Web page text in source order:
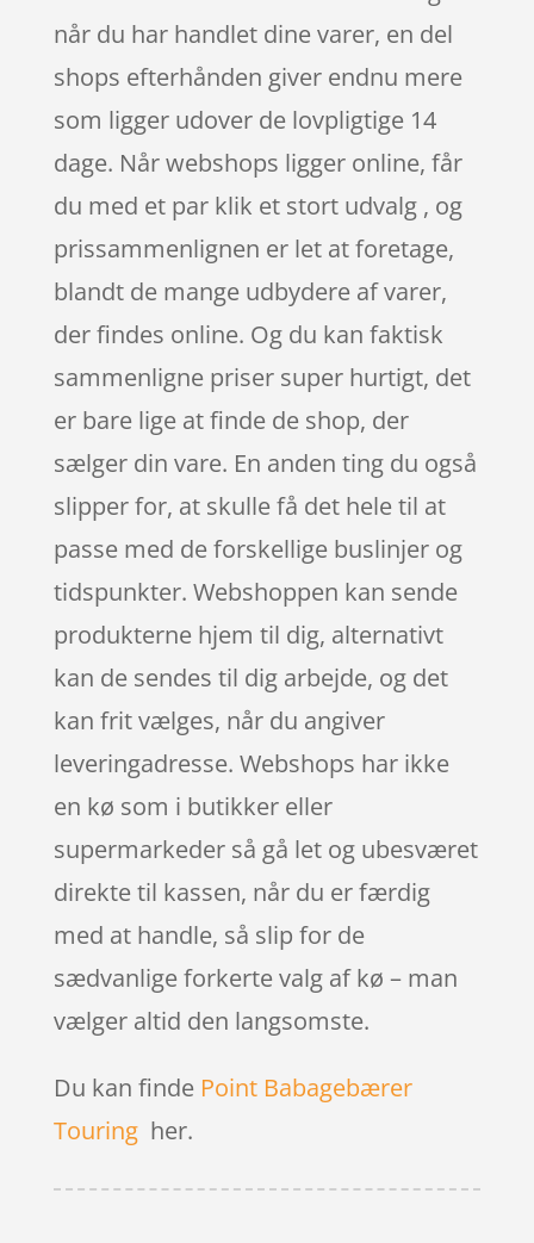
når du har handlet dine varer, en del
shops efterhånden giver endnu mere
som ligger udover de lovpligtige 14
dage. Når webshops ligger online, får
du med et par klik et stort udvalg , og
prissammenlignen er let at foretage,
blandt de mange udbydere af varer,
der findes online. Og du kan faktisk
sammenligne priser super hurtigt, det
er bare lige at finde de shop, der
sælger din vare. En anden ting du også
slipper for, at skulle få det hele til at
passe med de forskellige buslinjer og
tidspunkter. Webshoppen kan sende
produkterne hjem til dig, alternativt
kan de sendes til dig arbejde, og det
kan frit vælges, når du angiver
leveringadresse. Webshops har ikke
en kø som i butikker eller
supermarkeder så gå let og ubesværet
direkte til kassen, når du er færdig
med at handle, så slip for de
sædvanlige forkerte valg af kø – man
vælger altid den langsomste.
Du kan finde Point Babagebærer
Touringher.